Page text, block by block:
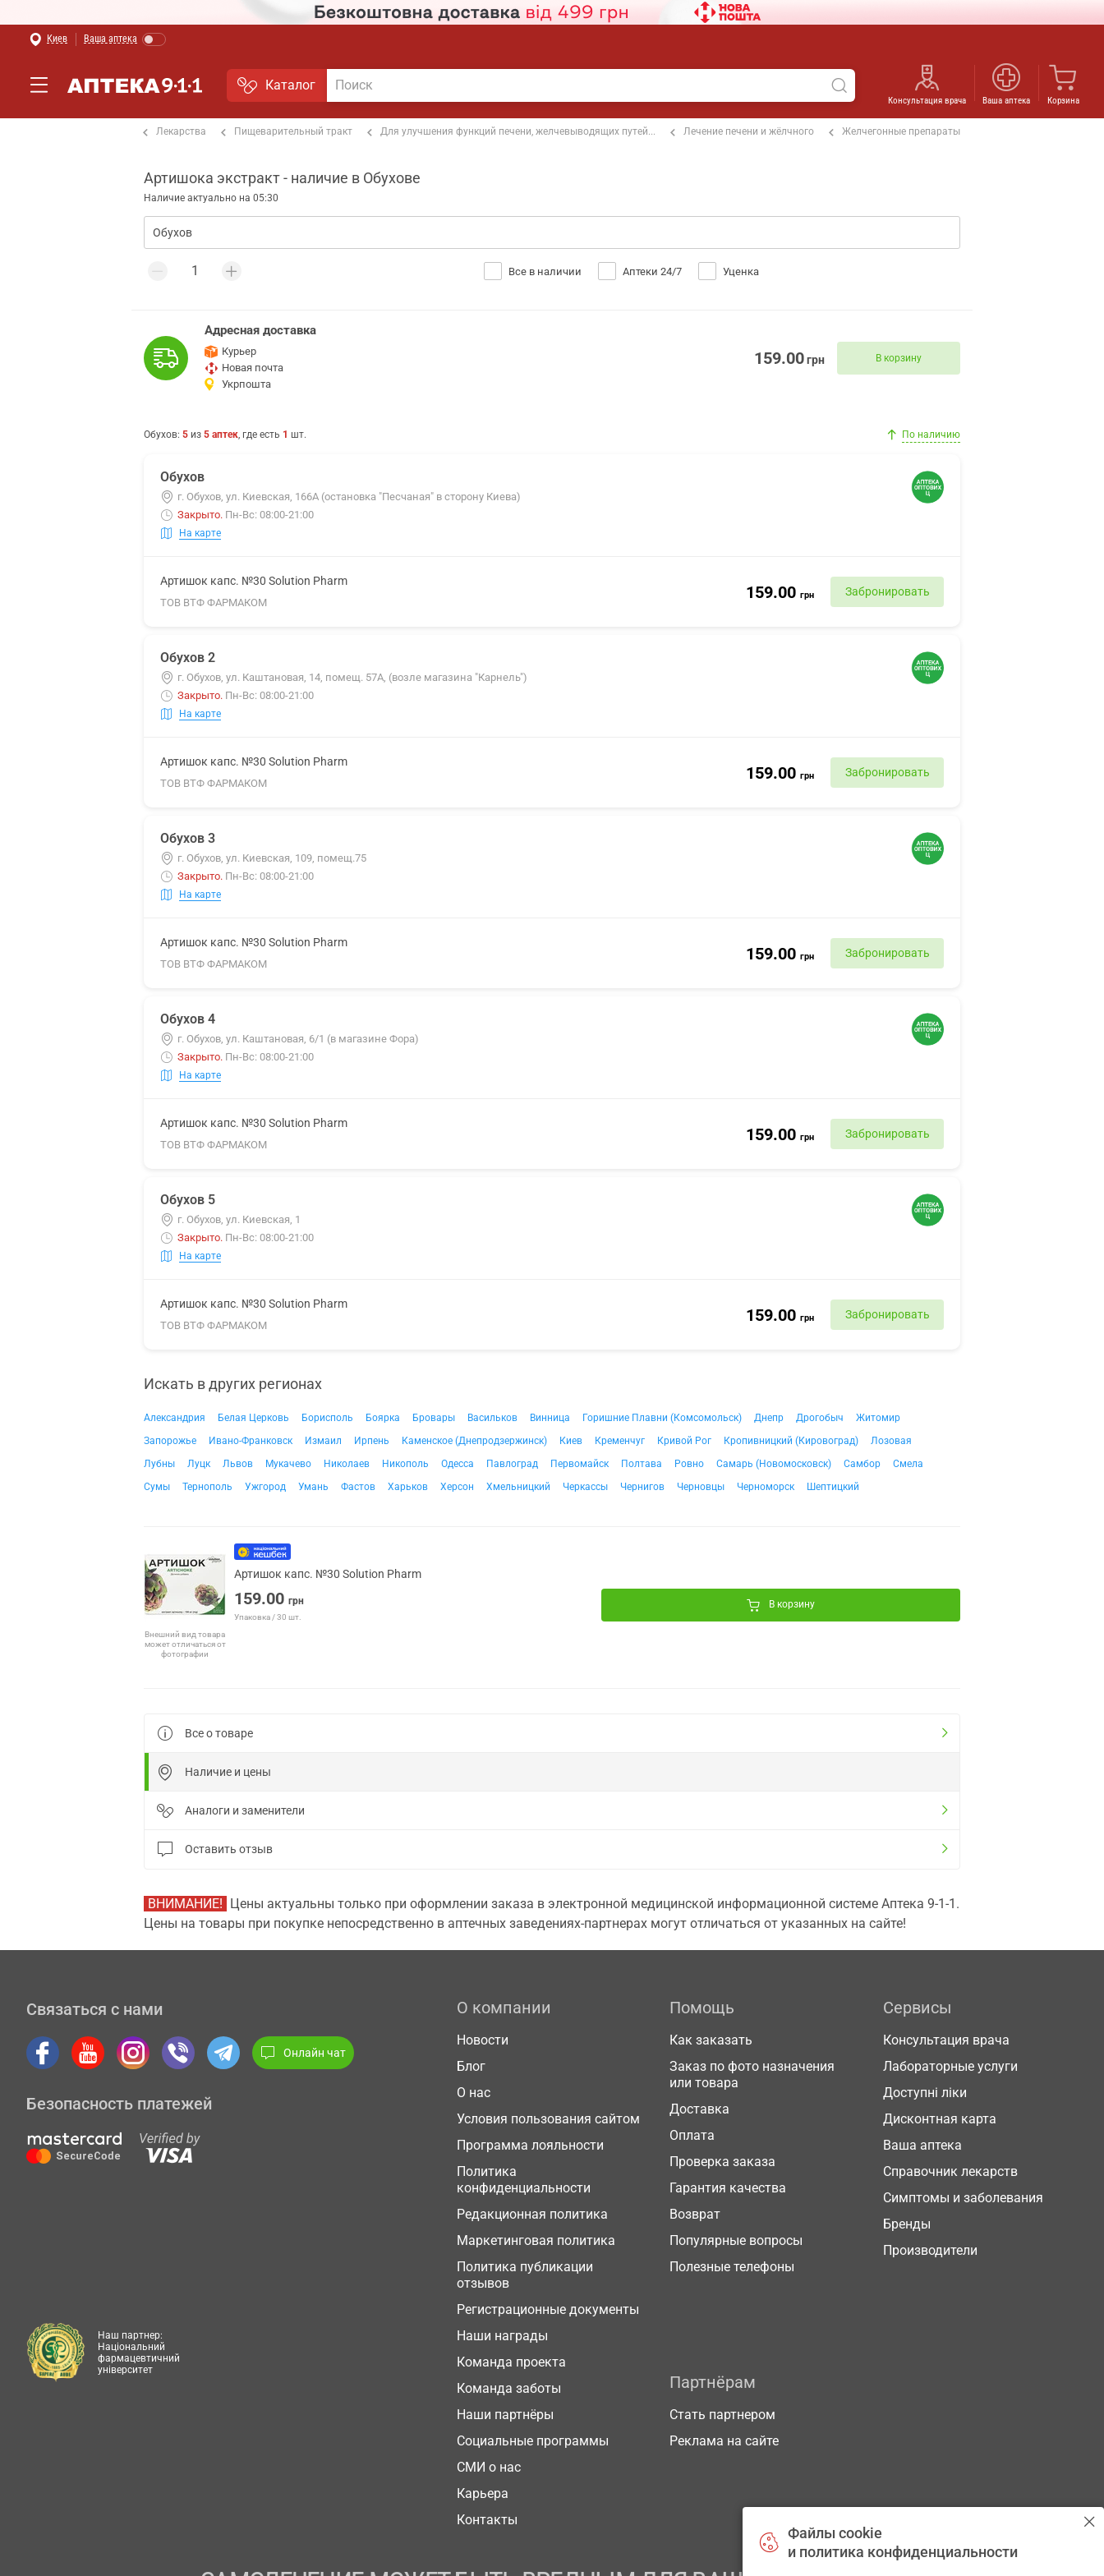
Киев Ваша аптека
Каталог
Консультация врача Ваша аптека Корзина
Лекарства Пищеварительный тракт Для улучшения функций печени, желчевыводящих путей... Лечение печени и жёлчного Желчегонные препараты
Артишока экстракт - наличие в Обухове
Наличие актуально на 05:30
Все в наличии Аптеки 24/7 Уценка
Адресная доставка
Курьер
Новая почта
Укрпошта
159.00грн В корзину
Обухов: 5 из 5 аптек, где есть 1 шт. По наличию
Обухов
г. Обухов, ул. Киевская, 166А (остановка "Песчаная" в сторону Киева)
Закрыто. Пн-Вс: 08:00-21:00
На карте
Артишок капс. №30 Solution Pharm
ТОВ ВТФ ФАРМАКОМ
159.00 грн Забронировать
Обухов 2
г. Обухов, ул. Каштановая, 14, помещ. 57А, (возле магазина "Карнель")
Закрыто. Пн-Вс: 08:00-21:00
На карте
Артишок капс. №30 Solution Pharm
ТОВ ВТФ ФАРМАКОМ
159.00 грн Забронировать
Обухов 3
г. Обухов, ул. Киевская, 109, помещ.75
Закрыто. Пн-Вс: 08:00-21:00
На карте
Артишок капс. №30 Solution Pharm
ТОВ ВТФ ФАРМАКОМ
159.00 грн Забронировать
Обухов 4
г. Обухов, ул. Каштановая, 6/1 (в магазине Фора)
Закрыто. Пн-Вс: 08:00-21:00
На карте
Артишок капс. №30 Solution Pharm
ТОВ ВТФ ФАРМАКОМ
159.00 грн Забронировать
Обухов 5
г. Обухов, ул. Киевская, 1
Закрыто. Пн-Вс: 08:00-21:00
На карте
Артишок капс. №30 Solution Pharm
ТОВ ВТФ ФАРМАКОМ
159.00 грн Забронировать
Искать в других регионах
Александрия Белая Церковь Борисполь Боярка Бровары Васильков Винница Горишние Плавни (Комсомольск) Днепр Дрогобыч
Житомир
Запорожье
Ивано-Франковск Измаил Ирпень Каменское (Днепродзержинск) Киев Кременчуг Кривой Рог Кропивницкий (Кировоград)
Лозовая
Лубны
Луцк Львов Мукачево Николаев Никополь Одесса Павлоград Первомайск Полтава Ровно Самарь (Новомосковск) Самбор
Смела
Сумы
Тернополь Ужгород Умань Фастов Харьков Херсон Хмельницкий Черкассы Чернигов Черновцы Черноморск Шептицкий
Внешний вид товара
может отличаться от
фотографии
Артишок капс. №30 Solution Pharm
159.00 грн
Упаковка / 30 шт.
В корзину
Все о товаре
Наличие и цены
Аналоги и заменители
Оставить отзыв
ВНИМАНИЕ! Цены актуальны только при оформлении заказа в электронной медицинской информационной системе Аптека 9-1-1.
Цены на товары при покупке непосредственно в аптечных заведениях-партнерах могут отличаться от указанных на сайте!
Связаться с нами
Онлайн чат
Безопасность платежей
О компании
Новости
Блог
О нас
Условия пользования сайтом
Программа лояльности
Политика
конфиденциальности
Редакционная политика
Маркетинговая политика
Политика публикации
отзывов
Регистрационные документы
Наши награды
Команда проекта
Команда заботы
Наши партнёры
Социальные программы
СМИ о нас
Карьера
Контакты
Помощь
Как заказать
Заказ по фото назначения
или товара
Доставка
Оплата
Проверка заказа
Гарантия качества
Возврат
Популярные вопросы
Полезные телефоны
Сервисы
Консультация врача
Лабораторные услуги
Доступні ліки
Дисконтная карта
Ваша аптека
Справочник лекарств
Симптомы и заболевания
Бренды
Производители
Партнёрам
Стать партнером
Реклама на сайте
Наш партнер:
Національний
фармацевтичний
університет
Файлы cookie
и политика конфиденциальности